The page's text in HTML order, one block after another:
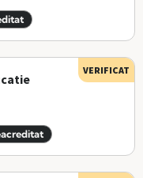
VERIFICAT